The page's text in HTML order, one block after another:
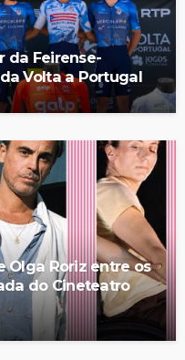
da Feirense-
Volta a Portugal
Olga Roriz entre os
do Cineteatro